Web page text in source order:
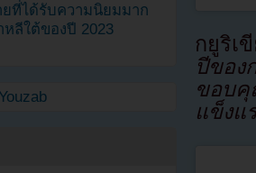
กยูริเ
ปีของ
ขอบ
แข็งแ
ที่ได้รับความนิยมมาก
หลีใต้ของปี 2023